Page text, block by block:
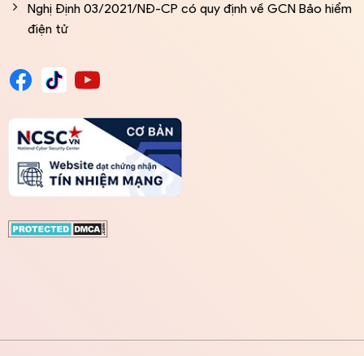
Nghị Định 03/2021/NĐ-CP có quy định về GCN Bảo hiểm
điện tử